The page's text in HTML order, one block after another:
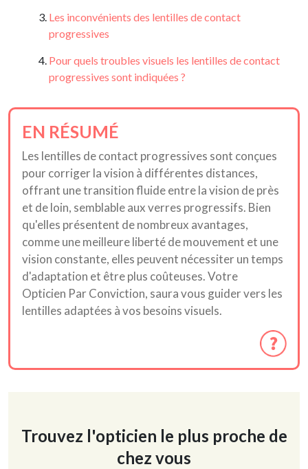
Les inconvénients des lentilles de contact
progressives
Pour quels troubles visuels les lentilles de contact
progressives sont indiquées ?
EN RÉSUMÉ
Les lentilles de contact progressives sont conçues
pour corriger la vision à différentes distances,
offrant une transition fluide entre la vision de près
et de loin, semblable aux verres progressifs. Bien
qu'elles présentent de nombreux avantages,
comme une meilleure liberté de mouvement et une
vision constante, elles peuvent nécessiter un temps
d'adaptation et être plus coûteuses. Votre
Opticien Par Conviction, saura vous guider vers les
lentilles adaptées à vos besoins visuels.
Trouvez l'opticien le plus proche de
chez vous